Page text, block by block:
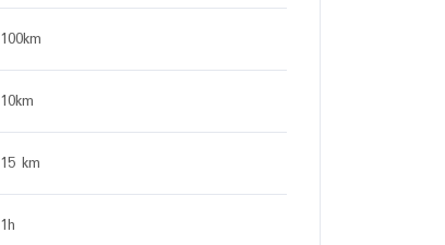
100km
10km
15 km
1h